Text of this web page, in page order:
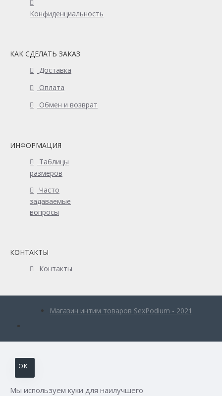
Конфиденциальность
КАК СДЕЛАТЬ ЗАКАЗ
Доставка
Оплата
Обмен и возврат
ИНФОРМАЦИЯ
Таблицы
размеров
Часто
задаваемые
вопросы
КОНТАКТЫ
Контакты
Магазин интим товаров SexPodium - 2021
OK
Мы используем куки для наилучшего